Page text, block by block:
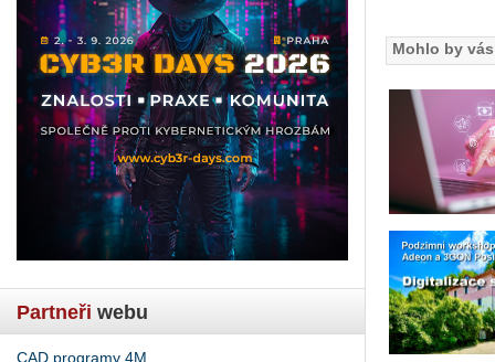
Partneři webu
CAD programy 4M
Mohlo by